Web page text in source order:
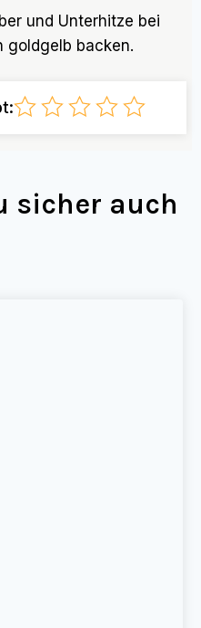
und Unterhitze bei
goldgelb backen.
sicher auch